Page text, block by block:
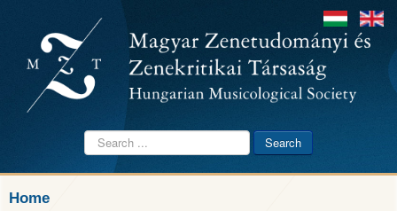
Search
...
Search
Home